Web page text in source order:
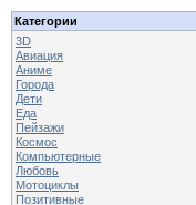
Категории
3D
Авиация
Аниме
Города
Дети
Еда
Пейзажи
Космос
Компьютерные
Любовь
Мотоциклы
Позитивные